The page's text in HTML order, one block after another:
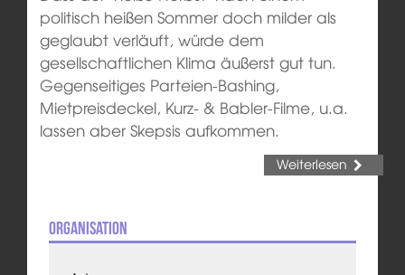
politisch heißen Sommer doch milder als
geglaubt verläuft, würde dem
gesellschaftlichen Klima äußerst gut tun.
Gegenseitiges Parteien-Bashing,
Mietpreisdeckel, Kurz- & Babler-Filme, u.a.
lassen aber Skepsis aufkommen.
Weiterlesen
Organisation